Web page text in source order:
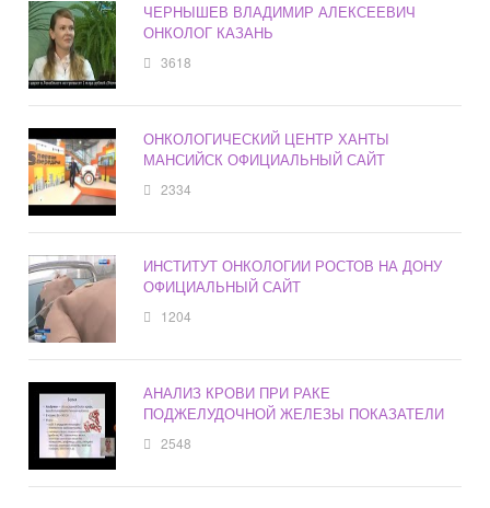
ЧЕРНЫШЕВ ВЛАДИМИР АЛЕКСЕЕВИЧ
ОНКОЛОГ КАЗАНЬ
3618
ОНКОЛОГИЧЕСКИЙ ЦЕНТР ХАНТЫ
МАНСИЙСК ОФИЦИАЛЬНЫЙ САЙТ
2334
ИНСТИТУТ ОНКОЛОГИИ РОСТОВ НА ДОНУ
ОФИЦИАЛЬНЫЙ САЙТ
1204
АНАЛИЗ КРОВИ ПРИ РАКЕ
ПОДЖЕЛУДОЧНОЙ ЖЕЛЕЗЫ ПОКАЗАТЕЛИ
2548